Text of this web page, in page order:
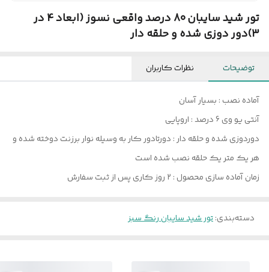
تور شید سایبان 80 درصد واقعی نسوز (ابعاد 4 در
3)دور دوزی شده و حلقه دار
توضیحات نظرات کاربران
آماده نصب : بسیار آسان
آنتی یو وی 6 درصد : اروپایی
دوردوزی شده و حلقه دار : دورتادور کار به وسیله نوار برزنت دوخته شده و
هر یک متر یک حلقه نصب شده است
زمان آماده سازی محصول : ۲ روز کاری پس از ثبت سفارش
دسته‌بندی:تور شید سایبان رنگ سبز